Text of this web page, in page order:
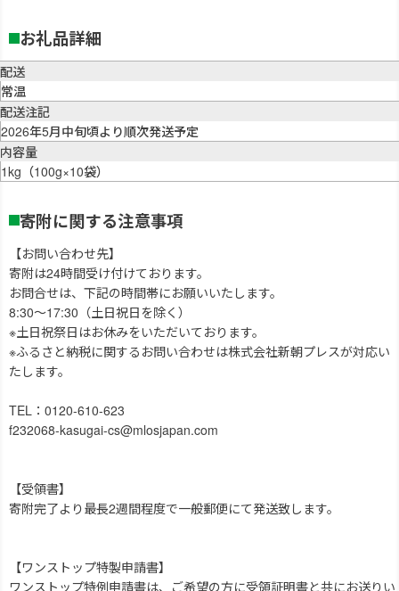
お礼品詳細
配送
常温
配送注記
2026年5月中旬頃より順次発送予定
内容量
1kg（100g×10袋）
寄附に関する注意事項
【お問い合わせ先】
寄附は24時間受け付けております。
お問合せは、下記の時間帯にお願いいたします。
8:30～17:30（土日祝日を除く）
※土日祝祭日はお休みをいただいております。
※ふるさと納税に関するお問い合わせは株式会社新朝プレスが対応い
たします。
TEL：0120-610-623
f232068-kasugai-cs@mlosjapan.com
【受領書】
寄附完了より最長2週間程度で一般郵便にて発送致します。
【ワンストップ特製申請書】
ワンストップ特例申請書は、ご希望の方に受領証明書と共にお送りい